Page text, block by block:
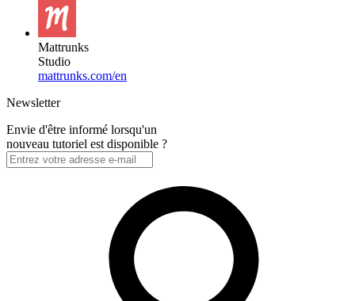
Mattrunks
Studio
mattrunks.com/en
Newsletter
Envie d'être informé lorsqu'un
nouveau tutoriel est disponible ?